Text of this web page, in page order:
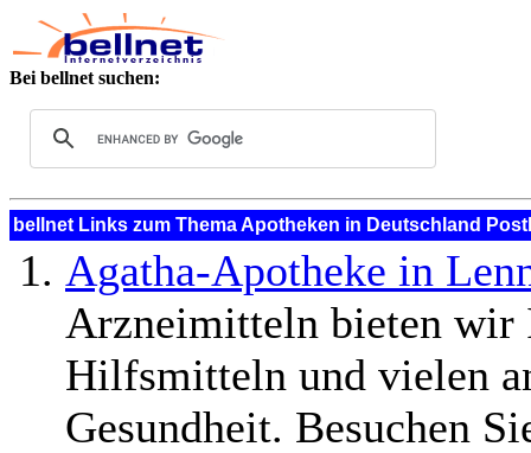
Bei bellnet suchen:
bellnet Links zum Thema Apotheken in Deutschland
Agatha-Apotheke in
Arzneimitteln bieten wir
Hilfsmitteln und vielen
Gesundheit. Besuchen